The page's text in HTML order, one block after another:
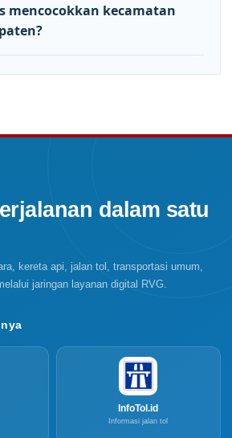
mencocokkan kecamatan
dalam satu
kereta api, jalan tol, transportasi umum,
jaringan layanan digital RVG.
InfoTol.id
Informasi jalan tol